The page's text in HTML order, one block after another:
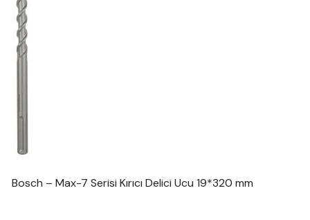
Bosch – Max-7 Serisi Kırıcı Delici Ucu 19*320 mm